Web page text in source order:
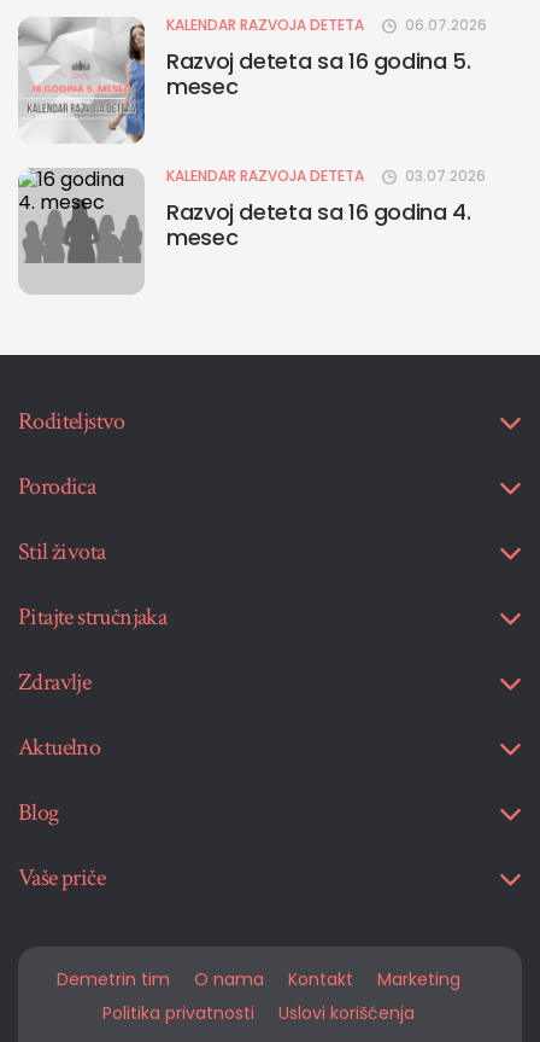
KALENDAR RAZVOJA DETETA 06.07.2026
Razvoj deteta sa 16 godina 5.
mesec
KALENDAR RAZVOJA DETETA 03.07.2026
Razvoj deteta sa 16 godina 4.
mesec
Roditeljstvo
Porodica
Stil života
Pitajte stručnjaka
Zdravlje
Aktuelno
Blog
Vaše priče
Demetrin tim O nama Kontakt
Marketing
Politika privatnosti
Uslovi korišćenja